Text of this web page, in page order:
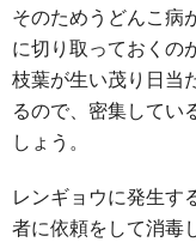
そのためうどんこ病
に切り取っておくの
枝葉が生い茂り日当
るので、密集してい
しょう。
レンギョウに発生す
者に依頼をして消毒